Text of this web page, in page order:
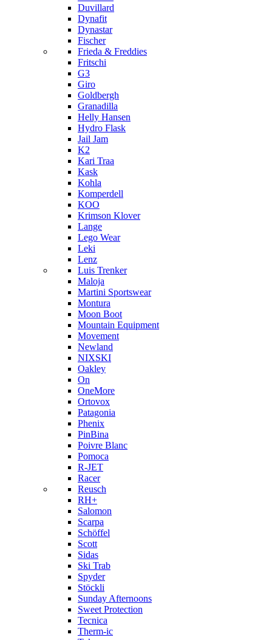
Duvillard
Dynafit
Dynastar
Fischer
Frieda & Freddies
Fritschi
G3
Giro
Goldbergh
Granadilla
Helly Hansen
Hydro Flask
Jail Jam
K2
Kari Traa
Kask
Kohla
Komperdell
KOO
Krimson Klover
Lange
Lego Wear
Leki
Lenz
Luis Trenker
Maloja
Martini Sportswear
Montura
Moon Boot
Mountain Equipment
Movement
Newland
NIXSKI
Oakley
On
OneMore
Ortovox
Patagonia
Phenix
PinBina
Poivre Blanc
Pomoca
R-JET
Racer
Reusch
RH+
Salomon
Scarpa
Schöffel
Scott
Sidas
Ski Trab
Spyder
Stöckli
Sunday Afternoons
Sweet Protection
Tecnica
Therm-ic